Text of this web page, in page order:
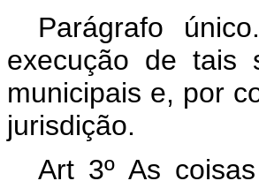
Parágrafo
execução de tais
municipais e, por
jurisdição.
Art 3º As